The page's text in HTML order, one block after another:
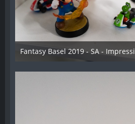
Fantasy Basel 2019 - SA -
21. Mai 2019